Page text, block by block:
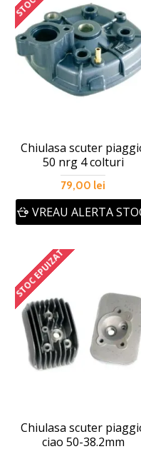
Chiulasa scuter
50 nrg 4 colturi
79,00 lei
VREAU ALERTA
STOC EPUIZAT
Chiulasa scuter
ciao 50-38.2mm